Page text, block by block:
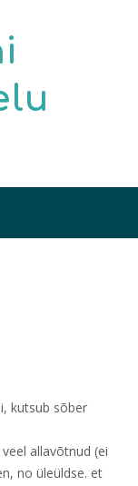
kutsub sõber
allavõtnud (ei
no üleüldse. et